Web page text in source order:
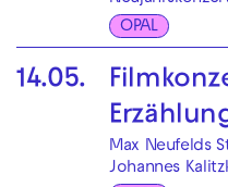
OPAL
14.05.
Max Neufelds
Johannes